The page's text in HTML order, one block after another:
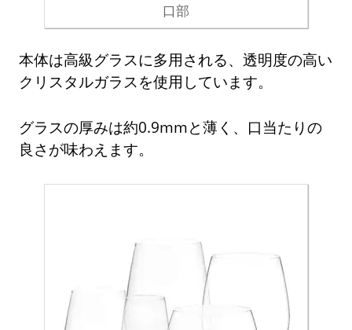
口部
本体は高級グラスに多用される、透明度の高い
クリスタルガラスを使用しています。
グラスの厚みは約0.9mmと薄く、口当たりの
良さが味わえます。